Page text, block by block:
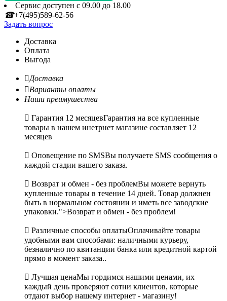
Сервис доступен с 09.00 до 18.00
☎+7(495)589-62-56
Задать вопрос
Доставка
Оплата
Выгода
Доставка
Варианты оплаты
Наши преимушества
 Гарантия 12 месяцевГарантия на все купленные
товары в нашем инетрнет магазине составляет 12
месяцев
 Оповещение по SMSВы получаете SMS сообщения о
каждой стадии вашего заказа.
 Возврат и обмен - без проблемВы можете вернуть
купленные товары в течение 14 дней. Товар должнен
быть в нормальном состоянии и иметь все заводские
упаковки.">Возврат и обмен - без проблем!
 Различные способы оплатыОплачивайте товары
удобными вам способами: наличными курьеру,
безналично по квитанции банка или кредитной картой
прямо в момент заказа..
 Лучшая ценаМы гордимся нашими ценами, их
каждый день проверяют сотни клиентов, которые
отдают выбор нашему интернет - магазину!